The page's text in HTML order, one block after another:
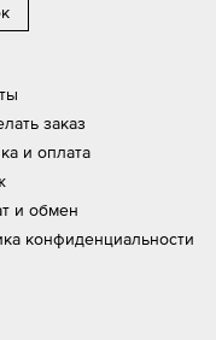
заказ
и оплата
и обмен
конфиденциальности